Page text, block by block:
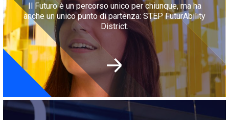
Il Futuro è un percorso unico per chiunque, ma ha
anche un unico punto di partenza: STEP FuturAbility
District.
Immagine